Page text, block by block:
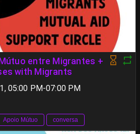
entre Migrantes +
with Migrants
05:00 PM-07:00 PM
Apoio Mútuo conversa